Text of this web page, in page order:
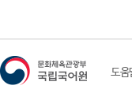
도움